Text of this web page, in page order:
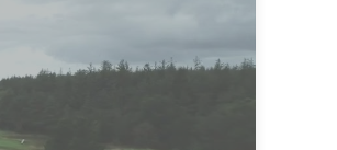
Ordensregler